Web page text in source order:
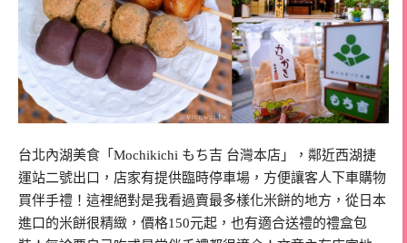
台北內湖美食「Mochikichi もち吉 台灣本店」，鄰近西湖捷
運站二號出口，店家有提供臨時停車場，方便讓客人下車購物
買伴手禮！這裡絕對是我看過賣最多樣化米餅的地方，從日本
進口的米餅很精緻，價格150元起，也有適合送禮的禮盒包